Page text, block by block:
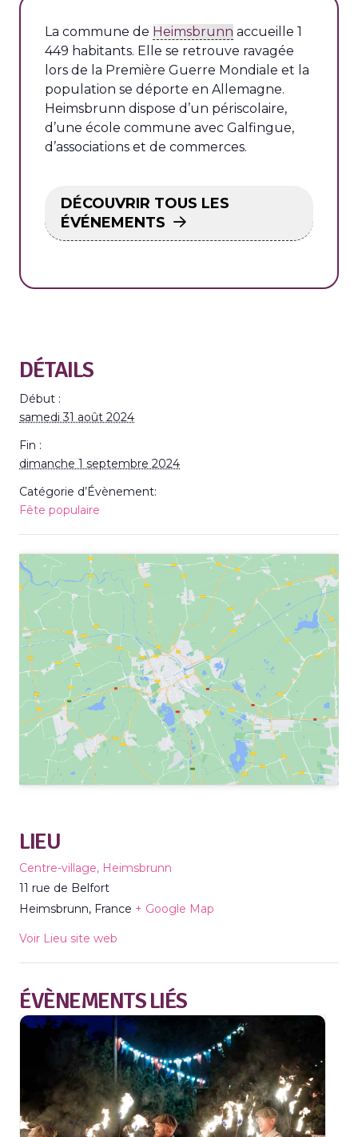
La commune de Heimsbrunn accueille 1
449 habitants. Elle se retrouve ravagée
lors de la Première Guerre Mondiale et la
population se déporte en Allemagne.
Heimsbrunn dispose d’un périscolaire,
d’une école commune avec Galfingue,
d’associations et de commerces.
DÉCOUVRIR TOUS LES
ÉVÉNEMENTS
DÉTAILS
Début :
samedi 31 août 2024
Fin :
dimanche 1 septembre 2024
Catégorie d’Évènement:
Fête populaire
LIEU
Centre-village, Heimsbrunn
11 rue de Belfort
Heimsbrunn, France + Google Map
Voir Lieu site web
ÉVÈNEMENTS LIÉS